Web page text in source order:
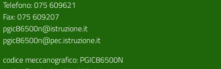
Telefono: 075 609621
Fax: 075 609207
pgic86500n@istruzione.it
pgic86500n@pec.istruzione.it
codice meccanografico: PGIC86500N